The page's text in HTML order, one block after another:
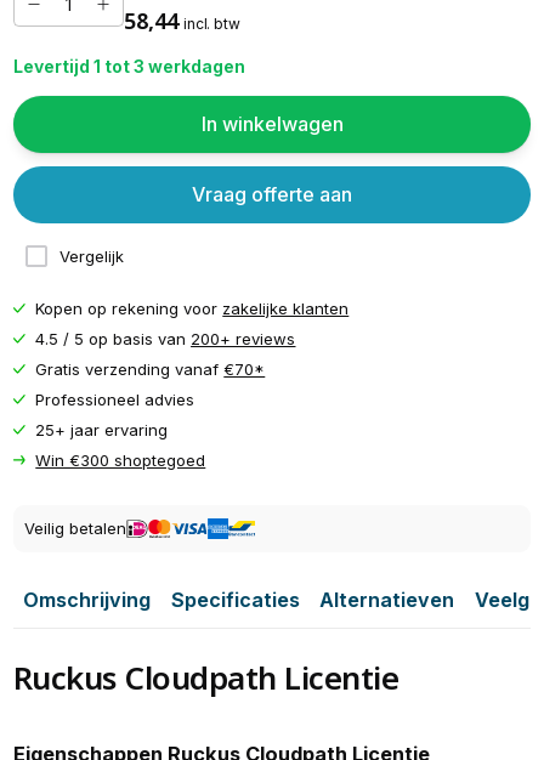
58,44 incl. btw
Levertijd 1 tot 3 werkdagen
In winkelwagen
Vergelijk
Vraag offerte aan
Kopen op rekening voor zakelijke klanten
4.5 / 5 op basis van 200+ reviews
Gratis verzending vanaf€70*
Professioneel advies
25+ jaar ervaring
Win €300 shoptegoed
Veilig betalen
Omschrijving Specificaties Alternatieven
Ruckus Cloudpath Licentie
Eigenschappen Ruckus Cloudpath Licentie